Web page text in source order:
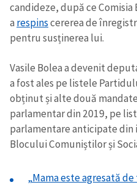
candideze, după ce
a respinscererea de
pentru susținerea lui.
Vasile Bolea a devenit
a fost ales pe listele
obținut și alte două
parlamentar din 2019, pe
parlamentare anticipate din
Blocului Comuniștilor și
„Mama este agresată
TRIMITE ȘTIREA